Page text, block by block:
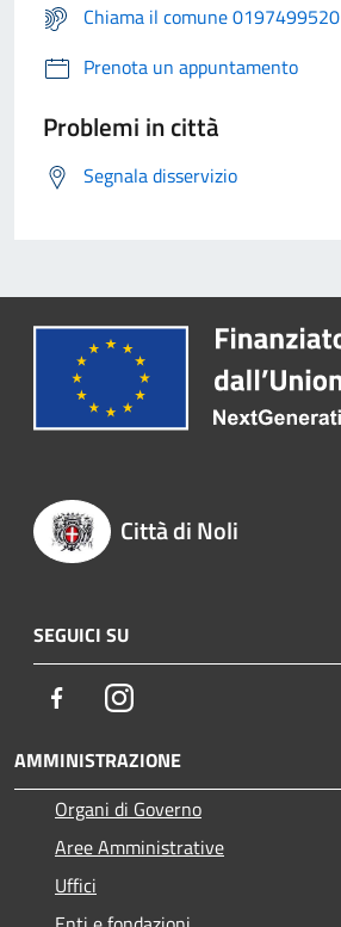
Chiama il comune 0197499520
Prenota un appuntamento
Problemi in città
Segnala disservizio
Città di Noli
SEGUICI SU
FacebookInstagram
AMMINISTRAZIONE
Organi di Governo
Aree Amministrative
Uffici